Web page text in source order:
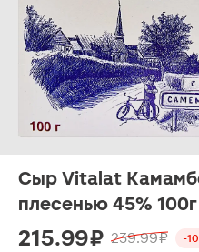
Сыр Vitalat
плесенью 45% 100г
215.99 ₽ 239.99 ₽ -